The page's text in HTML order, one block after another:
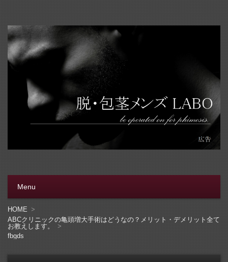
Menu
コンテンツへ移動
HOME
ABCクリニックの亀頭増大手術はどうなの？メリット・デメリット全て
お教えします。
fbgds